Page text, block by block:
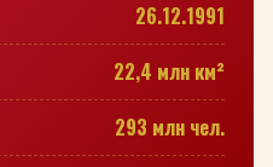
26.12.1991
22,4 млн км²
293 млн чел.